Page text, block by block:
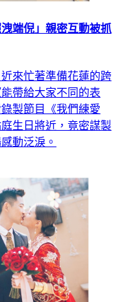
端倪」親密互動被抓
來忙著準備花蓮的跨
帶給大家不同的表
製節目《我們練愛
生日將近，竟密謀製
動泛淚。